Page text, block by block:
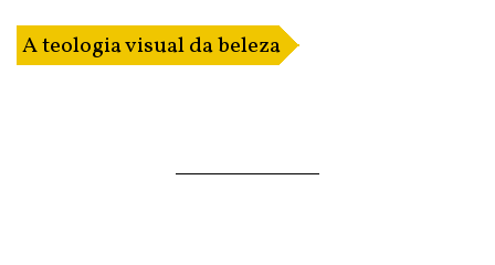
A teologia visual da beleza